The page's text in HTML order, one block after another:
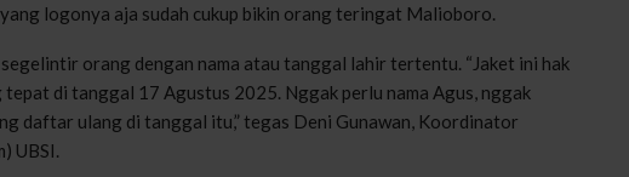
logonya aja sudah cukup bikin orang teringat Malioboro.
orang dengan nama atau tanggal lahir tertentu. “Jaket ini hak
di tanggal 17 Agustus 2025. Nggak perlu nama Agus, nggak
daftar ulang di tanggal itu,” tegas Deni Gunawan, Koordinator
UBSI.